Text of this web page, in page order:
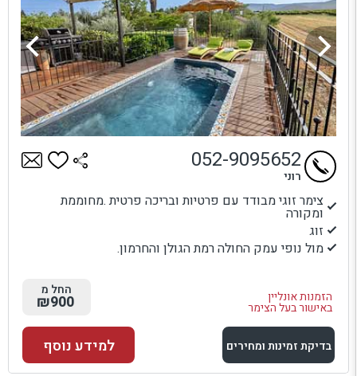
צימר זוגי מבודד עם פרטיות ובריכה פרטית .מחוממת
ומקורה
זוג
מול נופי עמק החולה רמת הגולן והחרמון.
הזמנות אונליין
באישור בעל הצימר
052-9095652
רוני
החל מ
₪900
בדיקת זמינות ומחירים למידע נוסף